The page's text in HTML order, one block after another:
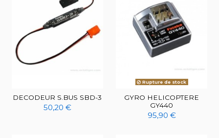
DECODEUR S.BUS SBD-3
50,20 €
Rupture de stock
GYRO HELICOPTERE
GY440
95,90 €